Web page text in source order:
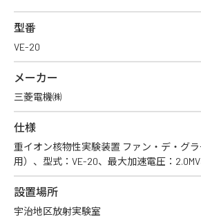
型番
VE-20
メーカー
三菱電機㈱
仕様
重イオン核物性実験装置 ファン・デ・グ
用）、型式：VE-20、最大加速電圧：
設置場所
宇治地区放射実験室